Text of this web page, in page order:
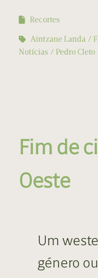
Recortes
Aintzane Landa
Notícias
Pedro Cleto
Fim de
Oeste
Um
género